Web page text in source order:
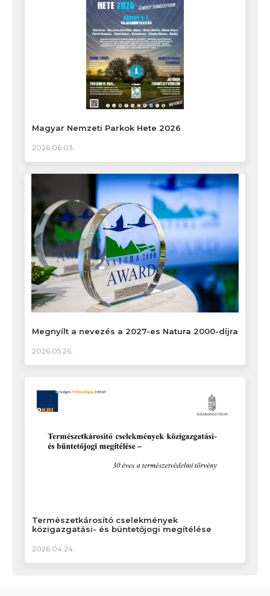
Magyar Nemzeti Parkok Hete 2026
2026.06.03.
Megnyílt a nevezés a 2027-es Natura 2000-díjra
2026.05.26.
Természetkárosító cselekmények
közigazgatási- és büntetőjogi megítélése
2026.04.24.